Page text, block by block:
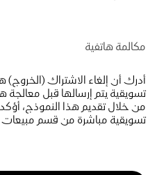
مكالمة هاتفية
أدرك أن إلغاء الاشتراك (الخروج)
تسويقية يتم إرسالها قبل معالجة
من خلال تقديم هذا النموذج،
تسويقية مباشرة من قسم مبيعات Lexus.